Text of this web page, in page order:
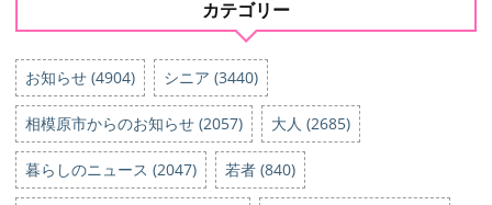
カテゴリー
お知らせ (4904) シニア (3440)
相模原市からのお知らせ (2057) 大人 (2685)
暮らしのニュース (2047) 若者 (840)